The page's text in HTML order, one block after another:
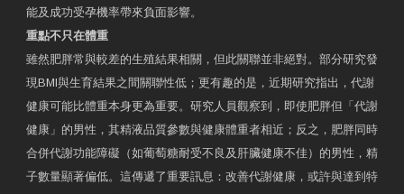
能及成功受孕機率帶來負面影響。
重點不只在體重
雖然肥胖常與較差的生殖結果相關，但此關聯並非絕對。部分研究發
現BMI與生育結果之間關聯性低；更有趣的是，近期研究指出，代謝
健康可能比體重本身更為重要。研究人員觀察到，即使肥胖但「代謝
健康」的男性，其精液品質參數與健康體重者相近；反之，肥胖同時
合併代謝功能障礙（如葡萄糖耐受不良及肝臟健康不佳）的男性，精
子數量顯著偏低。這傳遞了重要訊息：改善代謝健康，或許與達到特